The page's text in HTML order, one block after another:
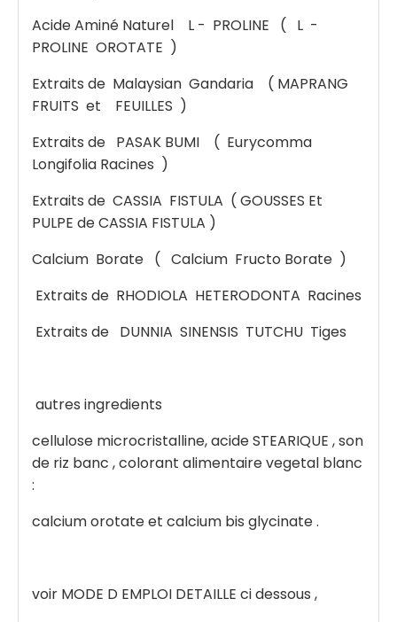
Acide Aminé Naturel L - PROLINE ( L -
PROLINE OROTATE )
Extraits de Malaysian Gandaria ( MAPRANG
FRUITS et FEUILLES )
Extraits de PASAK BUMI ( Eurycomma
Longifolia Racines )
Extraits de CASSIA FISTULA ( GOUSSES Et
PULPE de CASSIA FISTULA )
Calcium Borate ( Calcium Fructo Borate )
Extraits de RHODIOLA HETERODONTA Racines
Extraits de DUNNIA SINENSIS TUTCHU Tiges
autres ingredients
cellulose microcristalline, acide STEARIQUE , son
de riz banc , colorant alimentaire vegetal blanc
:
calcium orotate et calcium bis glycinate .
voir MODE D EMPLOI DETAILLE ci dessous ,